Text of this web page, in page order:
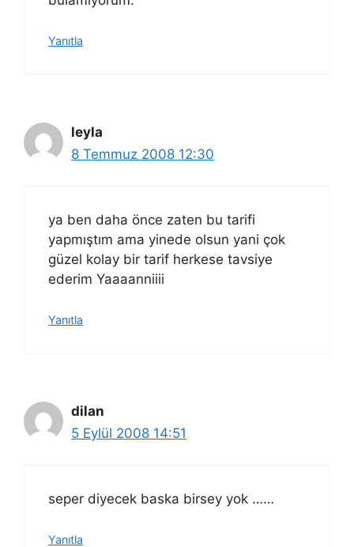
Yanıtla
leyla
8 Temmuz 2008 12:30
ya ben daha önce zaten bu tarifi
yapmıştım ama yinede olsun yani çok
güzel kolay bir tarif herkese tavsiye
ederim Yaaaanniiii
Yanıtla
dilan
5 Eylül 2008 14:51
seper diyecek baska birsey yok ……
Yanıtla